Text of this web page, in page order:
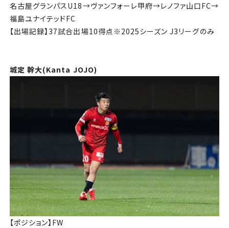
名古屋グランパスU18→ヴァンフォーレ甲府→レノファ山口FC→
福島ユナイテッドFC
【出場記録】37試合出場10得点※2025シーズン J3リーグのみ
城定 幹大(Kanta JOJO)
【ポジション】FW